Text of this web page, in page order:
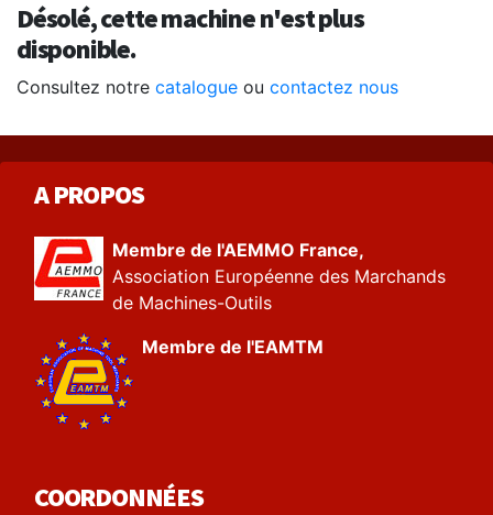
Désolé, cette machine n'est plus
disponible.
Consultez notre catalogue ou contactez nous
A PROPOS
Membre de l'AEMMO France,
Association Européenne des Marchands
de Machines-Outils
Membre de l'EAMTM
COORDONNÉES